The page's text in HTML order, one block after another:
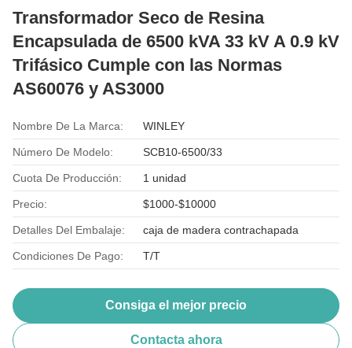
Transformador Seco de Resina
Encapsulada de 6500 kVA 33 kV A 0.9 kV
Trifásico Cumple con las Normas
AS60076 y AS3000
Nombre De La Marca: WINLEY
Número De Modelo: SCB10-6500/33
Cuota De Producción: 1 unidad
Precio: $1000-$10000
Detalles Del Embalaje: caja de madera contrachapada
Condiciones De Pago: T/T
Consiga el mejor precio
Contacta ahora